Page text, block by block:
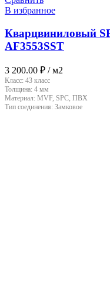
В избранное
Кварцвиниловый
AF3553SST
3 200.00 ₽ / м2
Класс: 43 класс
Толщина: 4 мм
Материал: MVF, SPC, ПВХ
Тип соединения: Замковое